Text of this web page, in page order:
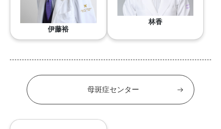
伊藤裕
林香
母斑症センター